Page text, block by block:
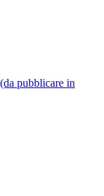
pubblicare in